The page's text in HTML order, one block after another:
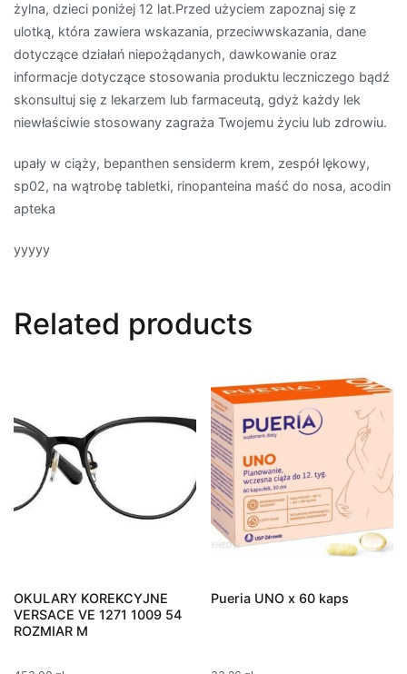
żylna, dzieci poniżej 12 lat.Przed użyciem zapoznaj się z
ulotką, która zawiera wskazania, przeciwwskazania, dane
dotyczące działań niepożądanych, dawkowanie oraz
informacje dotyczące stosowania produktu leczniczego bądź
skonsultuj się z lekarzem lub farmaceutą, gdyż każdy lek
niewłaściwie stosowany zagraża Twojemu życiu lub zdrowiu.
upały w ciąży, bepanthen sensiderm krem, zespół lękowy,
sp02, na wątrobę tabletki, rinopanteina maść do nosa, acodin
apteka
yyyyy
Related products
OKULARY KOREKCYJNE
VERSACE VE 1271 1009 54
ROZMIAR M
Pueria UNO x 60 kaps